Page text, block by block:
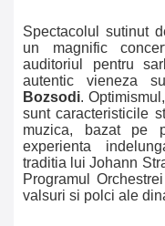
Spectacolul sutinut
un magnific
auditoriul pentru
autentic vieneza
Bozsodi.
sunt caracteristicile
muzica, bazat pe
experienta
traditia lui Johann
Programul
valsuri si polci ale